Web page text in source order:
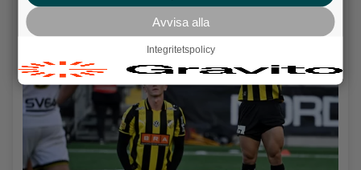
Hisingen Avvisa alla
Integritetspolicy